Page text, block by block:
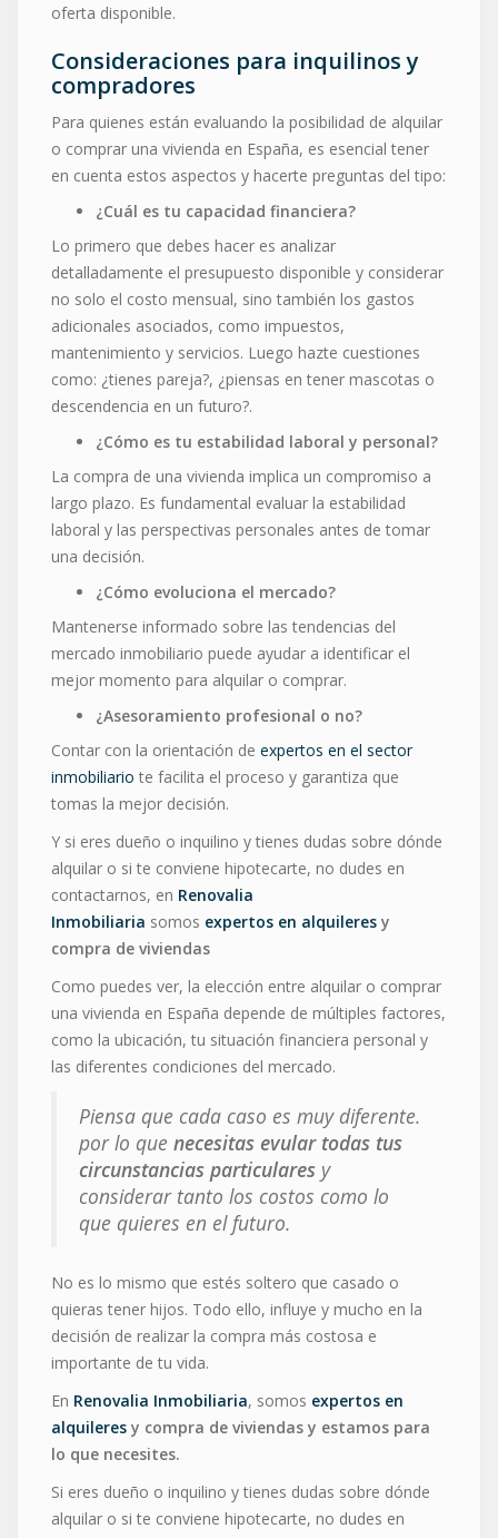
oferta disponible.
Consideraciones para inquilinos y
compradores
Para quienes están evaluando la posibilidad de alquilar
o comprar una vivienda en España, es esencial tener
en cuenta estos aspectos y hacerte preguntas del tipo:
¿Cuál es tu capacidad financiera?
Lo primero que debes hacer es analizar
detalladamente el presupuesto disponible y considerar
no solo el costo mensual, sino también los gastos
adicionales asociados, como impuestos,
mantenimiento y servicios. Luego hazte cuestiones
como: ¿tienes pareja?, ¿piensas en tener mascotas o
descendencia en un futuro?.
¿Cómo es tu estabilidad laboral y personal?
La compra de una vivienda implica un compromiso a
largo plazo. Es fundamental evaluar la estabilidad
laboral y las perspectivas personales antes de tomar
una decisión.
¿Cómo evoluciona el mercado?
Mantenerse informado sobre las tendencias del
mercado inmobiliario puede ayudar a identificar el
mejor momento para alquilar o comprar.
¿Asesoramiento profesional o no?
Contar con la orientación de expertos en el sector
inmobiliario te facilita el proceso y garantiza que
tomas la mejor decisión.
Y si eres dueño o inquilino y tienes dudas sobre dónde
alquilar o si te conviene hipotecarte, no dudes en
contactarnos, en Renovalia
Inmobiliaria somos expertos en alquileres y
compra de viviendas
Como puedes ver, la elección entre alquilar o comprar
una vivienda en España depende de múltiples factores,
como la ubicación, tu situación financiera personal y
las diferentes condiciones del mercado.
Piensa que cada caso es muy diferente.
por lo que necesitas evular todas tus
circunstancias particulares y
considerar tanto los costos como lo
que quieres en el futuro.
No es lo mismo que estés soltero que casado o
quieras tener hijos. Todo ello, influye y mucho en la
decisión de realizar la compra más costosa e
importante de tu vida.
En Renovalia Inmobiliaria, somos expertos en
alquileres y compra de viviendas y estamos para
lo que necesites.
Si eres dueño o inquilino y tienes dudas sobre dónde
alquilar o si te conviene hipotecarte, no dudes en